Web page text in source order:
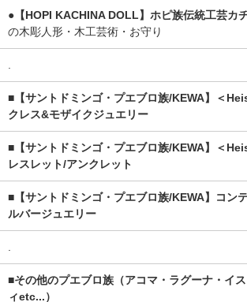
●【HOPI KACHINA DOLL】ホピ族伝統工芸カ
の木彫人形・木工芸術・お守り
■【サントドミンゴ・プエブロ族/KEWA】＜
クレス&モザイクジュエリー
■【サントドミンゴ・プエブロ族/KEWA】＜
レスレット/アンクレット
■【サントドミンゴ・プエブロ族/KEWA】コン
ルバージュエリー
■その他のプエブロ族（アコマ・ラグーナ・イ
ィetc...）